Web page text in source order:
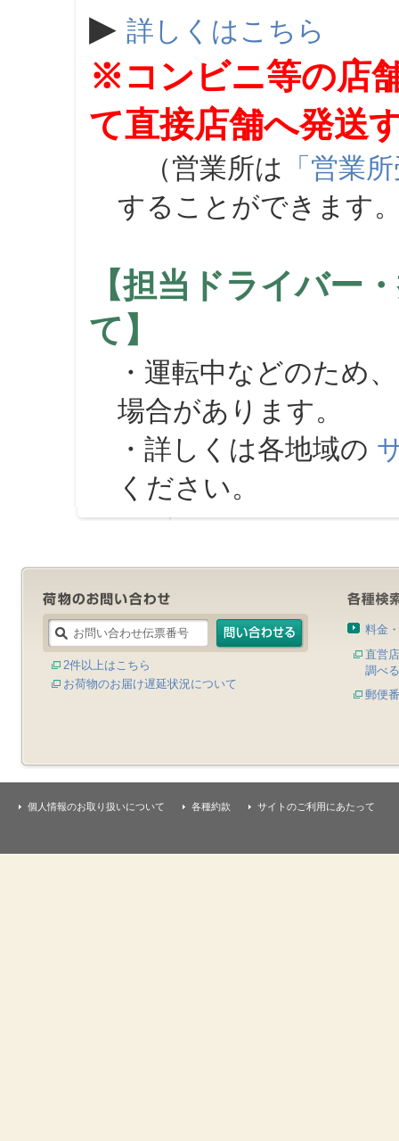
▶ 詳しくはこちら
※コンビニ等の店
て直接店舗へ発送
（営業所は 「営業
することができます
【担当ドライバー
て】
・運転中などのため
場合があります。
・詳しくは各地域の
ください。
2件以上はこちら
お荷物のお届け遅延状況について
料金
直営
調べる
郵便
個人情報のお取り扱いについて 各種約款 サイトのご利用にあたって